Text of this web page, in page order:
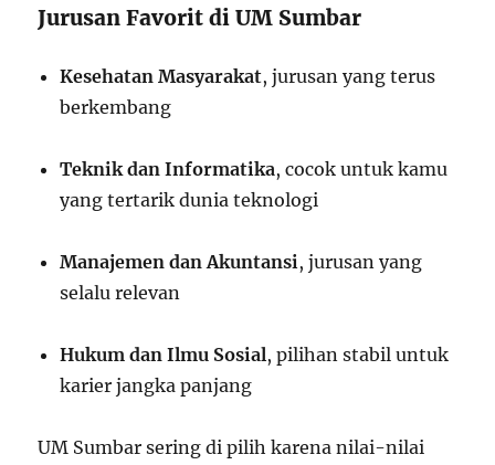
Jurusan Favorit di UM Sumbar
Kesehatan Masyarakat, jurusan yang terus
berkembang
Teknik dan Informatika, cocok untuk kamu
yang tertarik dunia teknologi
Manajemen dan Akuntansi , jurusan yang
selalu relevan
Hukum dan Ilmu Sosial, pilihan stabil untuk
karier jangka panjang
UM Sumbar sering di pilih karena nilai-nilai